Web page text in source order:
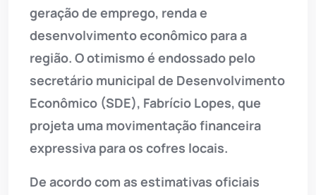
geração de emprego, renda e
desenvolvimento econômico para a
região. O otimismo é endossado pelo
secretário municipal de Desenvolvimento
Econômico (SDE), Fabrício Lopes, que
projeta uma movimentação financeira
expressiva para os cofres locais.
De acordo com as estimativas oficiais